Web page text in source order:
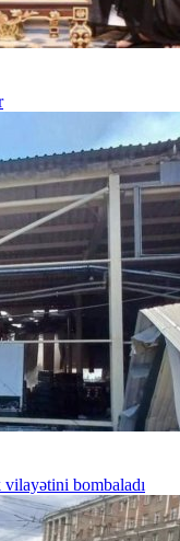
bombaladı